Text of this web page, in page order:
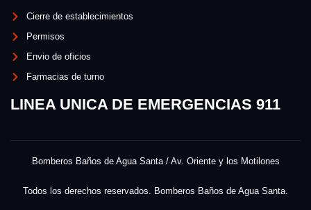
Cierre de establecimientos
Permisos
Envio de oficios
Farmacias de turno
LINEA UNICA DE EMERGENCIAS 911
Bomberos Baños de Agua Santa / Av. Oriente y los Motilones
Todos los derechos reservados. Bomberos Baños de Agua Santa.